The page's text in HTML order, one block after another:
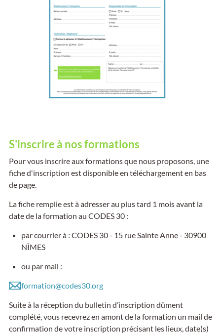
S'inscrire à nos formations
Pour vous inscrire aux formations que nous proposons, une
fiche d'inscription est disponible en téléchargement en bas
de page.
La fiche remplie est à adresser au plus tard 1 mois avant la
date de la formation au CODES 30 :
par courrier à : CODES 30 - 15 rue Sainte Anne - 30900
NÎMES
ou par mail :
formation@codes30.org
Suite à la réception du bulletin d’inscription dûment
complété, vous recevrez en amont de la formation un mail de
confirmation de votre inscription précisant les lieux, date(s)